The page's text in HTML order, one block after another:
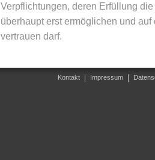
Verpflichtungen, deren Erfüllung
überhaupt erst ermöglichen und
vertrauen darf.
Kontakt Impressum